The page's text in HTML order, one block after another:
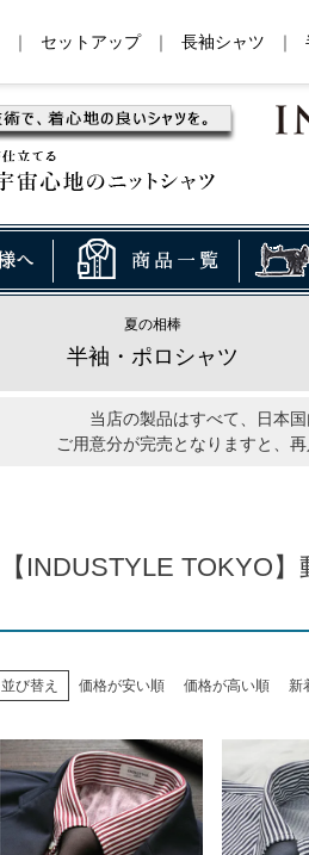
｜ セットアップ ｜ 長袖シャツ ｜
夏の相棒
半袖・ポロシャツ
当店の製品はすべて、日本
ご用意分が完売となりますと、
【INDUSTYLE TOKYO
並び替え 価格が安い順 価格が高い順 新